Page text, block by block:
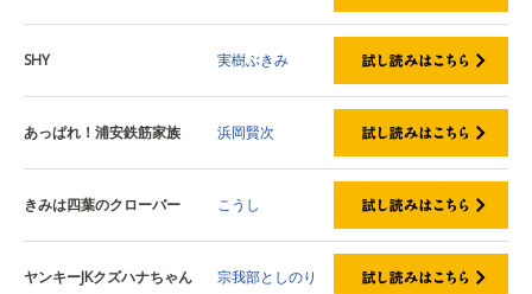
SHY 実樹ぶきみ
あっぱれ！浦安鉄筋家族 浜岡賢次
きみは四葉のクローバー こうし
ヤンキーJKクズハナちゃん 宗我部としのり